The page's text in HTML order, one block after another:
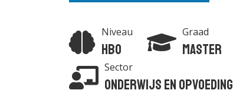
Niveau
Hbo
Graad
Master
Sector
Onderwijs en Opvoeding